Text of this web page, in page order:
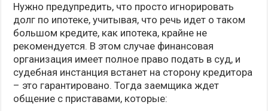
Нужно предупредить, что просто игнорировать
долг по ипотеке, учитывая, что речь идет о таком
большом кредите, как ипотека, крайне не
рекомендуется. В этом случае финансовая
организация имеет полное право подать в суд, и
судебная инстанция встанет на сторону кредитора
– это гарантировано. Тогда заемщика ждет
общение с приставами, которые: